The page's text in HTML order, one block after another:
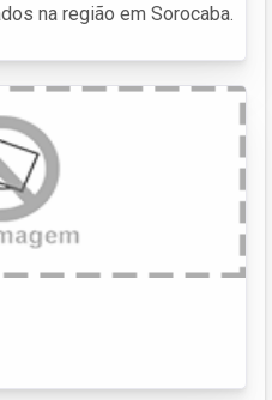
na região em Sorocaba.